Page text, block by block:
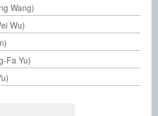
Wang)
Wu)
Fa Yu)